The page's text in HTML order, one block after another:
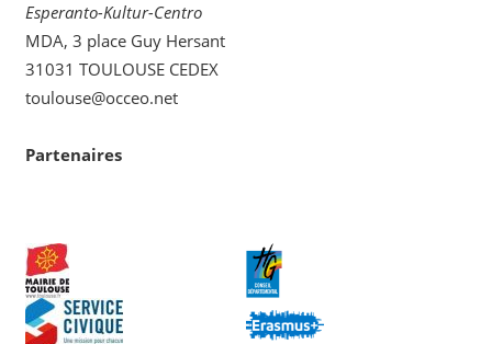
Esperanto-Kultur-Centro
MDA, 3 place Guy Hersant
31031 TOULOUSE CEDEX
toulouse@occeo.net
Partenaires